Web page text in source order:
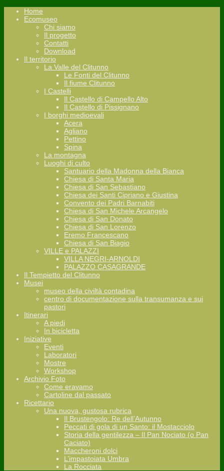
Home
Ecomuseo
Chi siamo
Il progetto
Contatti
Download
Il territorio
La Valle del Clitunno
Le Fonti del Clitunno
Il fiume Clitunno
I Castelli
Il Castello di Campello Alto
Il Castello di Pissignano
I borghi medioevali
Acera
Agliano
Pettino
Spina
La montagna
Luoghi di culto
Santuario della Madonna della Bianca
Chiesa di Santa Maria
Chiesa di San Sebastiano
Chiesa dei Santi Cipriano e Giustina
Convento dei Padri Barnabiti
Chiesa di San Michele Arcangelo
Chiesa di San Donato
Chiesa di San Lorenzo
Eremo Francescano
Chiesa di San Biagio
VILLE e PALAZZI
VILLA NEGRI-ARNOLDI
PALAZZO CASAGRANDE
Il Tempietto del Clitunno
Musei
museo della civiltà contadina
centro di documentazione sulla transumanza e sui
pastori
Itinerari
A piedi
In bicicletta
Iniziative
Eventi
Laboratori
Mostre
Workshop
Archivio Foto
Come eravamo
Cartoline dal passato
Ricettario
Una nuova, gustosa rubrica
Il Brustengolo: Re dell’Autunno
Peccati di gola di un Santo: il Mostacciolo
Storia della gentilezza – Il Pan Nociato (o Pan
Caciato)
Maccheroni dolci
L’impastoiata Umbra
La Rocciata